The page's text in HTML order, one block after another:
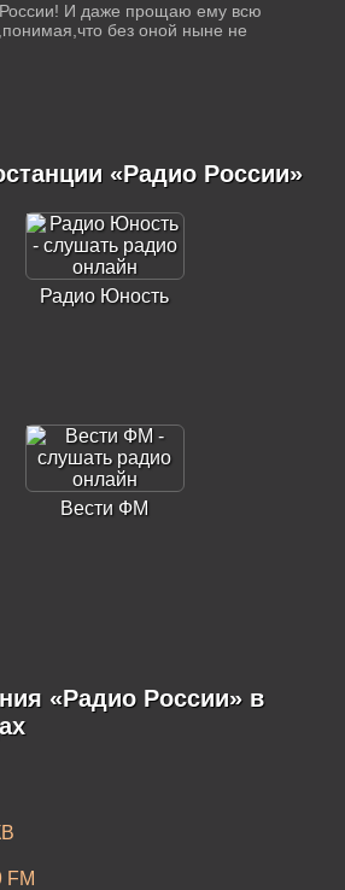
И даже прощаю ему всю
без оной ныне не
«Радио России»
Радио Юность
Вести ФМ
«Радио России» в
FM